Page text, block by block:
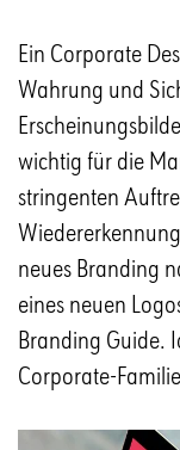
Ein Corporate
Wahrung und
wichtig für die
stringenten
neues Branding
eines neuen
Branding Guide.
Corporate-